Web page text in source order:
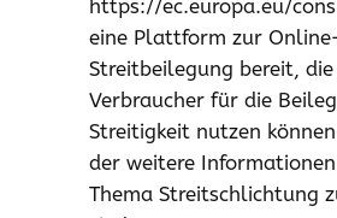
https://ec.europa.eu/
eine Plattform zur
Streitbeilegung bereit, die
Verbraucher für die
Streitigkeit nutzen
der weitere
Thema Streitschlichtung